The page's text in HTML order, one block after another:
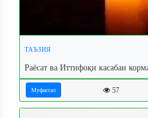
ТАЪЗИЯ
Раёсат ва Иттифоқи касабаи
Муфассал 57